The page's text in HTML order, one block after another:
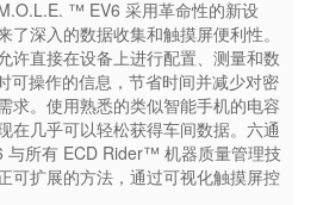
™ EV6 采用革命性的新设
了深入的数据收集和触摸屏便利性。
许直接在设备上进行配置、测量和数
可操作的信息，节省时间并减少对密
求。使用熟悉的类似智能手机的电容
在几乎可以轻松获得车间数据。六通
与所有 ECD Rider™ 机器质量管理技
可扩展的方法，通过可视化触摸屏控